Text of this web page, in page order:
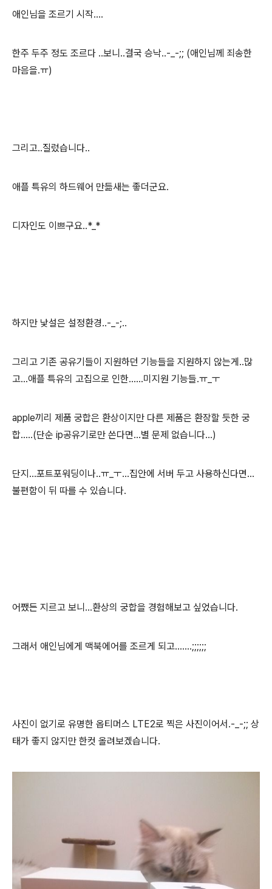
애인님을 조르기 시작....
한주 두주 정도 조르다 ..보니..결국 승낙..-_-;; (애인님께 죄송한
마음을.ㅠ)
그리고..질렀습니다..
애플 특유의 하드웨어 만듦새는 좋더군요.
디자인도 이쁘구요..*_*
하지만 낯설은 설정환경..-_-;..
그리고 기존 공유기들이 지원하던 기능들을 지원하지 않는게..많
고...애플 특유의 고집으로 인한......미지원 기능들.ㅠ_ㅜ
apple끼리 제품 궁합은 환상이지만 다른 제품은 환장할 듯한 궁
합.....(단순 ip공유기로만 쓴다면...별 문제 없습니다...)
단지...포트포워딩이나..ㅠ_ㅜ...집안에 서버 두고 사용하신다면...
불편함이 뒤 따를 수 있습니다.
어쨌든 지르고 보니...환상의 궁합을 경험해보고 싶었습니다.
그래서 애인님에게 맥북에어를 조르게 되고.......;;;;;;
사진이 없기로 유명한 옵티머스 LTE2로 찍은 사진이어서.-_-;; 상
태가 좋지 않지만 한컷 올려보겠습니다.